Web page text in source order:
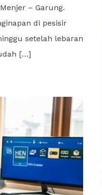
– Garung.
di pesisir
setelah lebaran
[…]